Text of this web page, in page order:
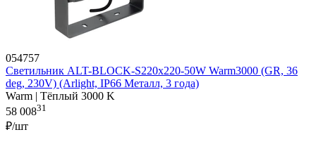
054757
Светильник ALT-BLOCK-S220x220-50W Warm3000 (GR, 36
deg, 230V) (Arlight, IP66 Металл, 3 года)
Warm | Тёплый 3000 K
58 00831
₽/шт